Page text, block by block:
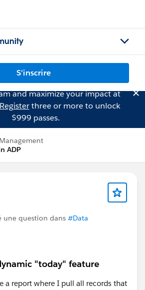
S'inscrire
and maximize your impact at
Registerthree or more to unlock
$999 passes.
ADP
une question dans #Data
"today" feature
a report where I pull all records that